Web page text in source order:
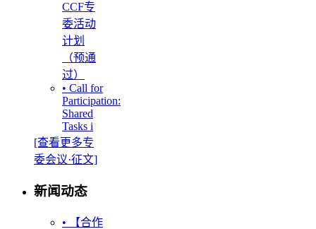
CCF专
委活动
计划
（预通
过）
• Call for
Participation:
Shared
Tasks i
[查看更多专
委会议·征文]
新闻动态
• 【合作